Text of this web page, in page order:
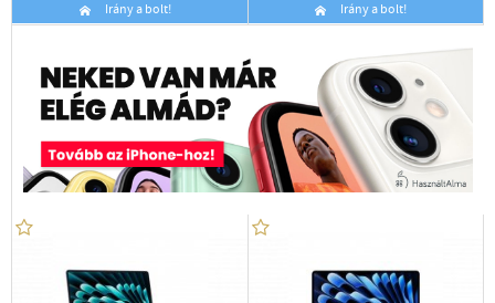
Irány a bolt! Irány a bolt!